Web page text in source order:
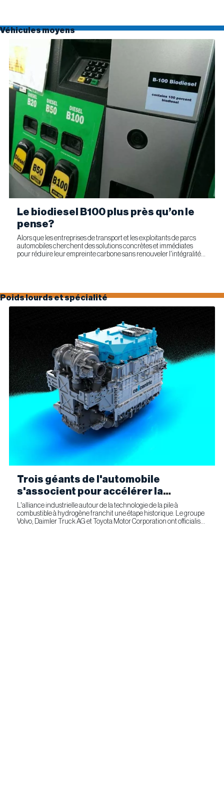
Véhicules moyens
Le biodiesel B100 plus près qu’on le
pense?
Alors que les entreprises de transport et les exploitants de parcs
automobiles cherchent des solutions concrètes et immédiates
pour réduire leur empreinte carbone sans renouveler l'intégralité
Poids lourds et spécialité
Trois géants de l'automobile
s'associent pour accélérer la
fabrication industrielle de piles à
combustible pour le transport
commercial
L'alliance industrielle autour de la technologie de la pile à
combustible à hydrogène franchit une étape historique. Le groupe
Volvo, Daimler Truck AG et Toyota Motor Corporation ont officialisé